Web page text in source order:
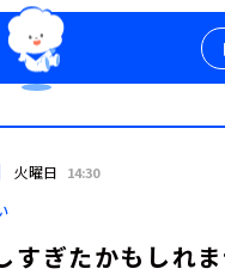
ログイン
火曜日 14:30
すぎたかもしれま